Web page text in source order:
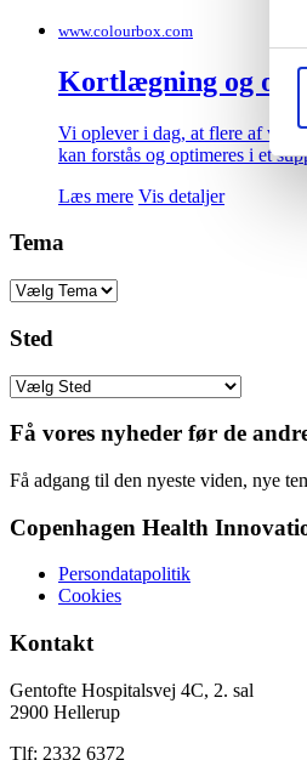
www.colourbox.com
Kortlægning og
Vi oplever i dag, at flere af
kan forstås og optimeres i et
Læs mere Vis detaljer
Tema
Sted
Få vores nyheder før de
Få adgang til den nyeste viden, nye
Copenhagen Health
Persondatapolitik
Cookies
Kontakt
Gentofte Hospitalsvej 4C, 2. sal
2900 Hellerup
Tlf: 2332 6372